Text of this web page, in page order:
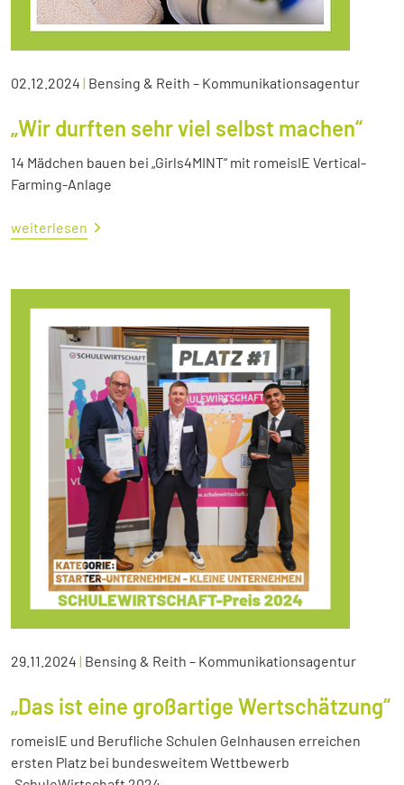
02.12.2024 | Bensing & Reith – Kommunikationsagentur
„Wir durften sehr viel selbst machen“
14 Mädchen bauen bei „Girls4MINT“ mit romeisIE Vertical-
Farming-Anlage
weiterlesen
29.11.2024 | Bensing & Reith – Kommunikationsagentur
„Das ist eine großartige Wertschätzung“
romeisIE und Berufliche Schulen Gelnhausen erreichen
ersten Platz bei bundesweitem Wettbewerb